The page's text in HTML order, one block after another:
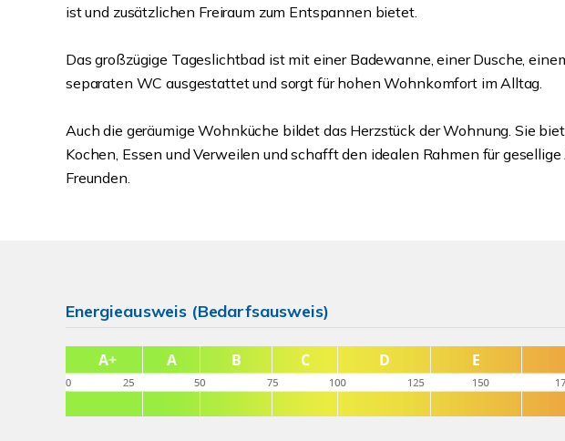
ist und zusätzlichen Freiraum zum Entspannen bietet.
Das großzügige Tageslichtbad ist mit einer Badewanne, einer Dusche,
separaten WC ausgestattet und sorgt für hohen Wohnkomfort im Alltag.
Auch die geräumige Wohnküche bildet das Herzstück der Wohnung. Sie
Kochen, Essen und Verweilen und schafft den idealen Rahmen für
Freunden.
Energieausweis (Bedarfsausweis)